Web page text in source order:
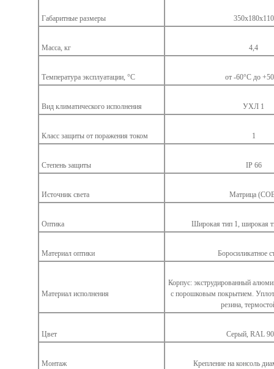
Габаритные размеры 350x180x110
Масса, кг 4,4
Температура эксплуатации, °С от -60°С до
Вид климатического исполнения УХЛ 1
Класс защиты от поражения током 1
Степень защиты IP 66
Источник света Матрица
Оптика Широкая тип 1, широкая
Материал оптики Боросиликатное
Материал исполнения
Корпус: экструдированный
с порошковым покрытием.
резина,
Цвет Серый, RAL
Монтаж Крепление на консоль